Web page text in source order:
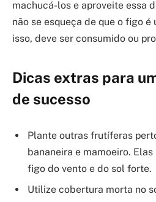
machucá-los e aproveite essa
não se esqueça de que o figo
isso, deve ser consumido ou
Dicas extras para
de sucesso
Plante outras frutíferas
bananeira e mamoeiro.
figo do vento e do sol forte.
Utilize cobertura morta no